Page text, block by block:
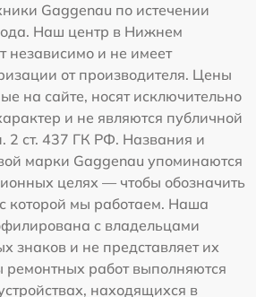
Gaggenau по истечении
Наш центр в Нижнем
независимо и не имеет
от производителя. Цены
на сайте, носят исключительно
и не являются публичной
2 ст. 437 ГК РФ. Названия и
марки Gaggenau упоминаются
целях — чтобы обозначить
которой мы работаем. Наша
с владельцами
знаков и не представляет их
ремонтных работ выполняются
находящихся в